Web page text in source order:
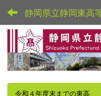
静岡県立静岡東高
令和４年度末までの東高